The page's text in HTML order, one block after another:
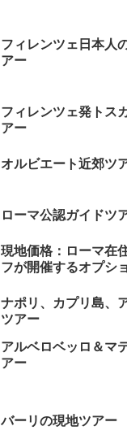
フィレンツェ日本人
アー
フィレンツェ発トス
アー
オルビエート近郊ツ
ローマ公認ガイドツ
現地価格：ローマ在
フが開催するオプシ
ナポリ、カプリ島、
ツアー
アルベロベッロ＆マ
アー
バーリの現地ツアー